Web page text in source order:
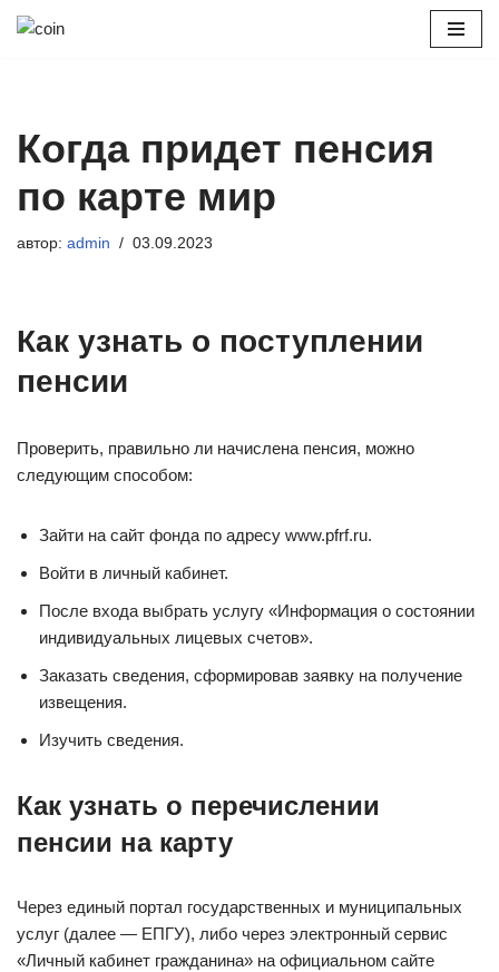
Когда придет пенсия
по карте мир
автор: admin 03.09.2023
Как узнать о поступлении
пенсии
Проверить, правильно ли начислена пенсия, можно
следующим способом:
Зайти на сайт фонда по адресу www.pfrf.ru.
Войти в личный кабинет.
После входа выбрать услугу «Информация о состоянии
индивидуальных лицевых счетов».
Заказать сведения, сформировав заявку на получение
извещения.
Изучить сведения.
Как узнать о перечислении
пенсии на карту
Через единый портал государственных и муниципальных
услуг (далее — ЕПГУ), либо через электронный сервис
«Личный кабинет гражданина» на официальном сайте